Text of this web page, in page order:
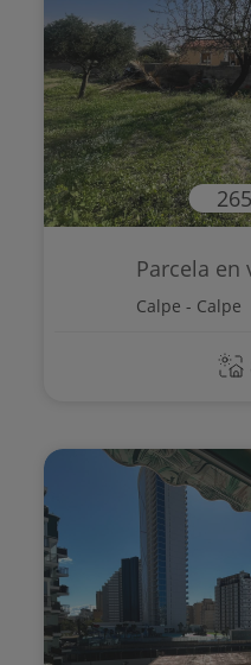
Parcela en
Calpe - Calpe